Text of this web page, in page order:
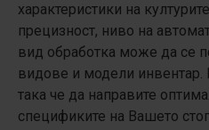
характеристики на
прецизност, ниво на
вид обработка може да се
видове и модели
така че да направите
спецификите на Вашето